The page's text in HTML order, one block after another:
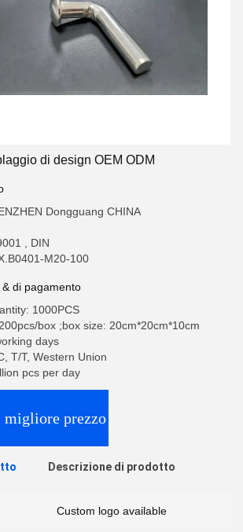
di design OEM ODM
Dongguang CHINA
, DIN
M20-100
di pagamento
1000PCS
box ;box size: 20cm*20cm*10cm
days
T/T, Western Union
pcs per day
migliore prezzo
Descrizione di prodotto
Custom logo available